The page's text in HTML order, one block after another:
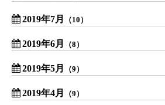
2019年7月 （10）
2019年6月 （8）
2019年5月 （9）
2019年4月 （9）